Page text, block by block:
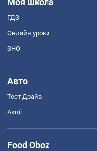
Моя школа
ГДЗ
Онлайн уроки
ЗНО
Авто
Тест Драйв
Акції
Food Oboz